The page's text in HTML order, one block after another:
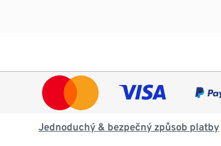
Jednoduchý & bezpečný způsob platby